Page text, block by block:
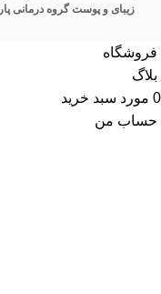
زیبای و پوست گروه درمانی
فروشگاه
بلاگ
0 مورد سبد خرید
حساب من